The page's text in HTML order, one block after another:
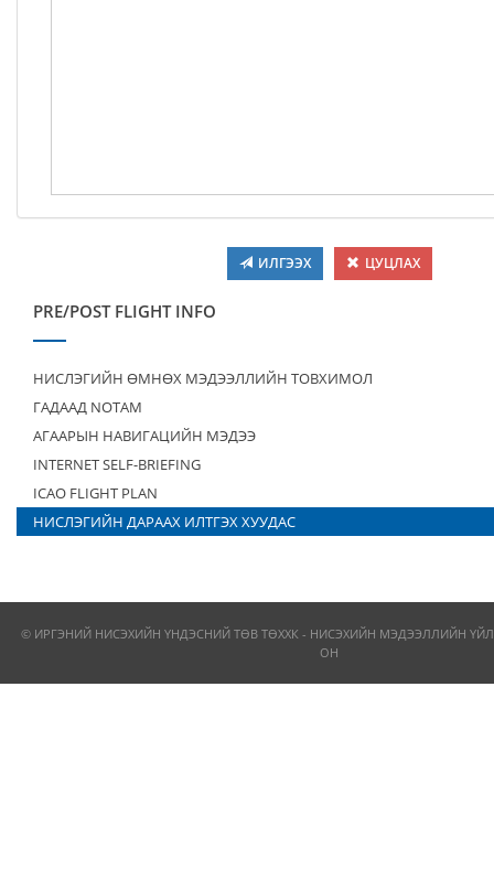
ИЛГЭЭХ ЦУЦЛАХ
PRE/POST FLIGHT INFO
НИСЛЭГИЙН ӨМНӨХ МЭДЭЭЛЛИЙН ТОВХИМОЛ
ГАДААД NOTAM
АГААРЫН НАВИГАЦИЙН МЭДЭЭ
INTERNET SELF-BRIEFING
ICAO FLIGHT PLAN
НИСЛЭГИЙН ДАРААХ ИЛТГЭХ ХУУДАС
© ИРГЭНИЙ НИСЭХИЙН ҮНДЭСНИЙ ТӨВ ТӨХХК - НИСЭХИЙН МЭДЭЭЛЛИЙН
ОН